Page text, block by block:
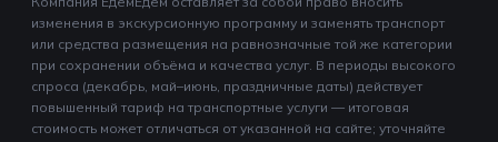
изменения в экскурсионную программу и заменять транспорт
или средства размещения на равнозначные той же категории
при сохранении объёма и качества услуг. В периоды высокого
спроса (декабрь, май–июнь, праздничные даты) действует
повышенный тариф на транспортные услуги — итоговая
стоимость может отличаться от указанной на сайте; уточняйте